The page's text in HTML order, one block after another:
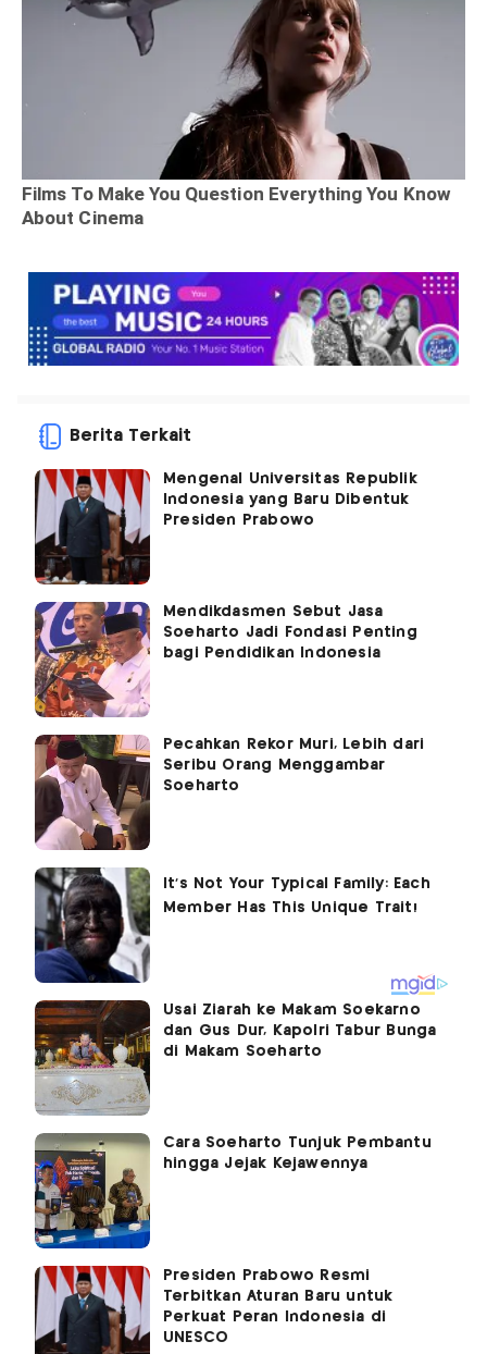
Berita Terkait
Mengenal Universitas Republik
Indonesia yang Baru Dibentuk
Presiden Prabowo
Mendikdasmen Sebut Jasa
Soeharto Jadi Fondasi Penting
bagi Pendidikan Indonesia
Pecahkan Rekor Muri, Lebih dari
Seribu Orang Menggambar
Soeharto
Usai Ziarah ke Makam Soekarno
dan Gus Dur, Kapolri Tabur Bunga
di Makam Soeharto
Cara Soeharto Tunjuk Pembantu
hingga Jejak Kejawennya
Presiden Prabowo Resmi
Terbitkan Aturan Baru untuk
Perkuat Peran Indonesia di
UNESCO